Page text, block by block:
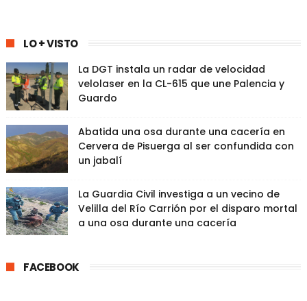
LO + VISTO
La DGT instala un radar de velocidad
velolaser en la CL-615 que une Palencia y
Guardo
Abatida una osa durante una cacería en
Cervera de Pisuerga al ser confundida con
un jabalí
La Guardia Civil investiga a un vecino de
Velilla del Río Carrión por el disparo mortal
a una osa durante una cacería
FACEBOOK